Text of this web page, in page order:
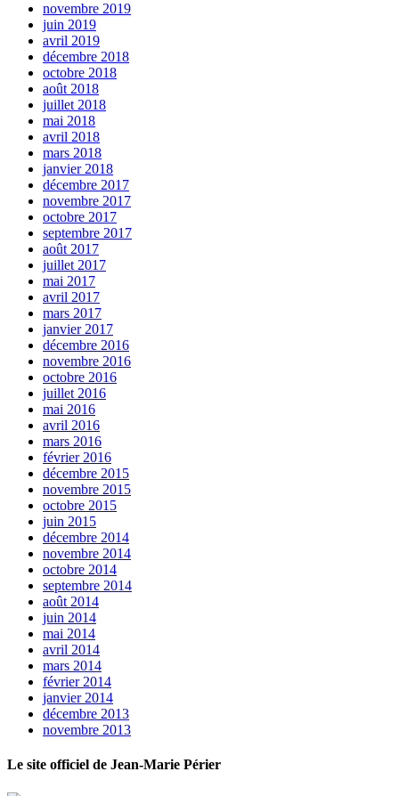
novembre 2019
juin 2019
avril 2019
décembre 2018
octobre 2018
août 2018
juillet 2018
mai 2018
avril 2018
mars 2018
janvier 2018
décembre 2017
novembre 2017
octobre 2017
septembre 2017
août 2017
juillet 2017
mai 2017
avril 2017
mars 2017
janvier 2017
décembre 2016
novembre 2016
octobre 2016
juillet 2016
mai 2016
avril 2016
mars 2016
février 2016
décembre 2015
novembre 2015
octobre 2015
juin 2015
décembre 2014
novembre 2014
octobre 2014
septembre 2014
août 2014
juin 2014
mai 2014
avril 2014
mars 2014
février 2014
janvier 2014
décembre 2013
novembre 2013
Le site officiel de Jean-Marie Périer